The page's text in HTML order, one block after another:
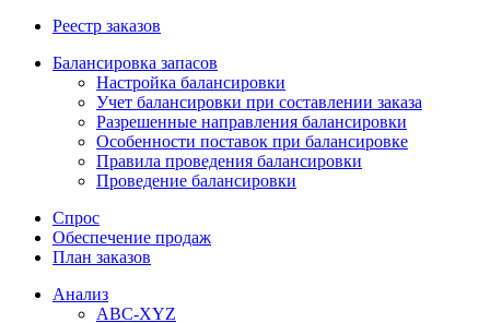
Реестр заказов
Балансировка запасов
Настройка балансировки
Учет балансировки при составлении заказа
Разрешенные направления балансировки
Особенности поставок при балансировке
Правила проведения балансировки
Проведение балансировки
Спрос
Обеспечение продаж
План заказов
Анализ
ABC-XYZ